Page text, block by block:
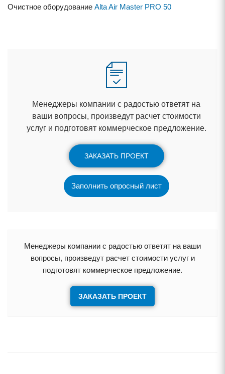
Очистное оборудование Alta Air Master PRO 50
Менеджеры компании с радостью ответят на
аши вопросы, произведут расчет стоимости
услуг и подготовят коммерческое предложение.
ЗАКАЗАТЬ ПРОЕКТ
Заполнить опросный лист
Менеджеры компании с радостью ответят на ваши
опросы, произведут расчет стоимости услуг и
подготовят коммерческое предложение.
ЗАКАЗАТЬ ПРОЕКТ